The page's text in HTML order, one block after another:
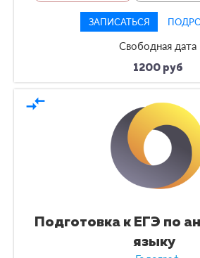
ЗАПИСАТЬСЯ
Свободная дата
1200 руб
compare_arrows
Подготовка к ЕГЭ по
языку